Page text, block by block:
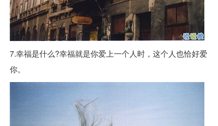
7.幸福是什么?幸福就是你爱上一个人时，这个人也恰好爱
你。 ​